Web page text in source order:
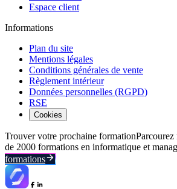
Espace client
Informations
Plan du site
Mentions légales
Conditions générales de vente
Règlement intérieur
Données personnelles (RGPD)
RSE
Cookies
Trouver votre prochaine formationParcourez
de 2000 formations en informatique et
formations